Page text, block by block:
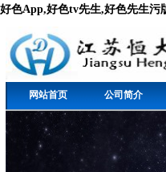
好色App,好色tv先生,好色先生污
网站首页 公司简介